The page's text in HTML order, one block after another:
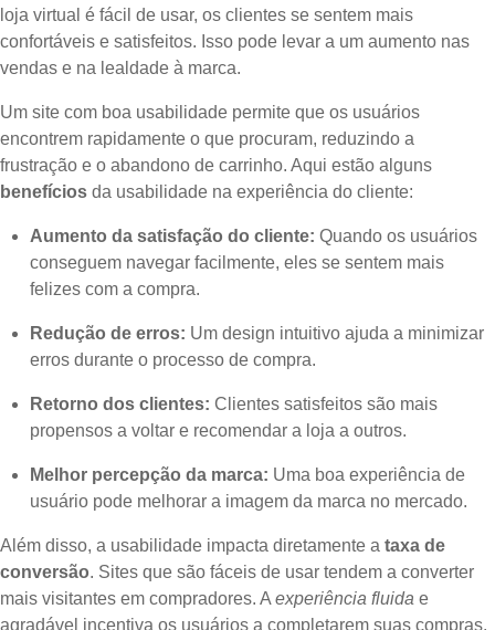
loja virtual é fácil de usar, os clientes se sentem mais
confortáveis e satisfeitos. Isso pode levar a um aumento nas
vendas e na lealdade à marca.
Um site com boa usabilidade permite que os usuários
encontrem rapidamente o que procuram, reduzindo a
frustração e o abandono de carrinho. Aqui estão alguns
benefícios da usabilidade na experiência do cliente:
Aumento da satisfação do cliente: Quando os usuários
conseguem navegar facilmente, eles se sentem mais
felizes com a compra.
Redução de erros: Um design intuitivo ajuda a minimizar
erros durante o processo de compra.
Retorno dos clientes: Clientes satisfeitos são mais
propensos a voltar e recomendar a loja a outros.
Melhor percepção da marca: Uma boa experiência de
usuário pode melhorar a imagem da marca no mercado.
Além disso, a usabilidade impacta diretamente a taxa de
conversão. Sites que são fáceis de usar tendem a converter
mais visitantes em compradores. A experiência fluida e
agradável incentiva os usuários a completarem suas compras.